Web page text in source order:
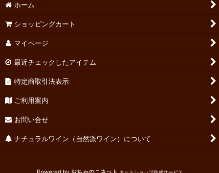
ホーム
ショッピングカート
マイページ
最近チェックしたアイテム
特定商取引法表示
ご利用案内
お問い合せ
ナチュラルワイン（自然派ワイン）について